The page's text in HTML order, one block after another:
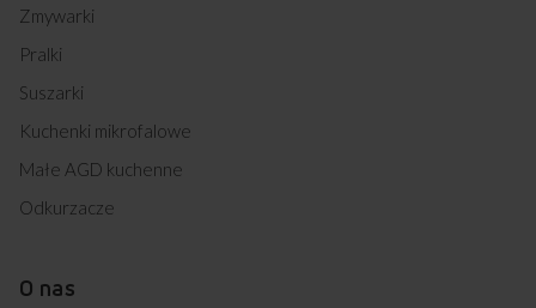
Zmywarki
Pralki
Suszarki
Kuchenki mikrofalowe
Małe AGD kuchenne
Odkurzacze
O nas